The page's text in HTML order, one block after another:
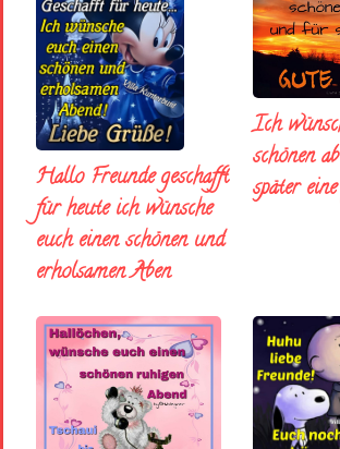
Hallo Freunde geschafft
für heute ich wünsche
euch einen schönen und
erholsamen Aben
Ich
schönen
später